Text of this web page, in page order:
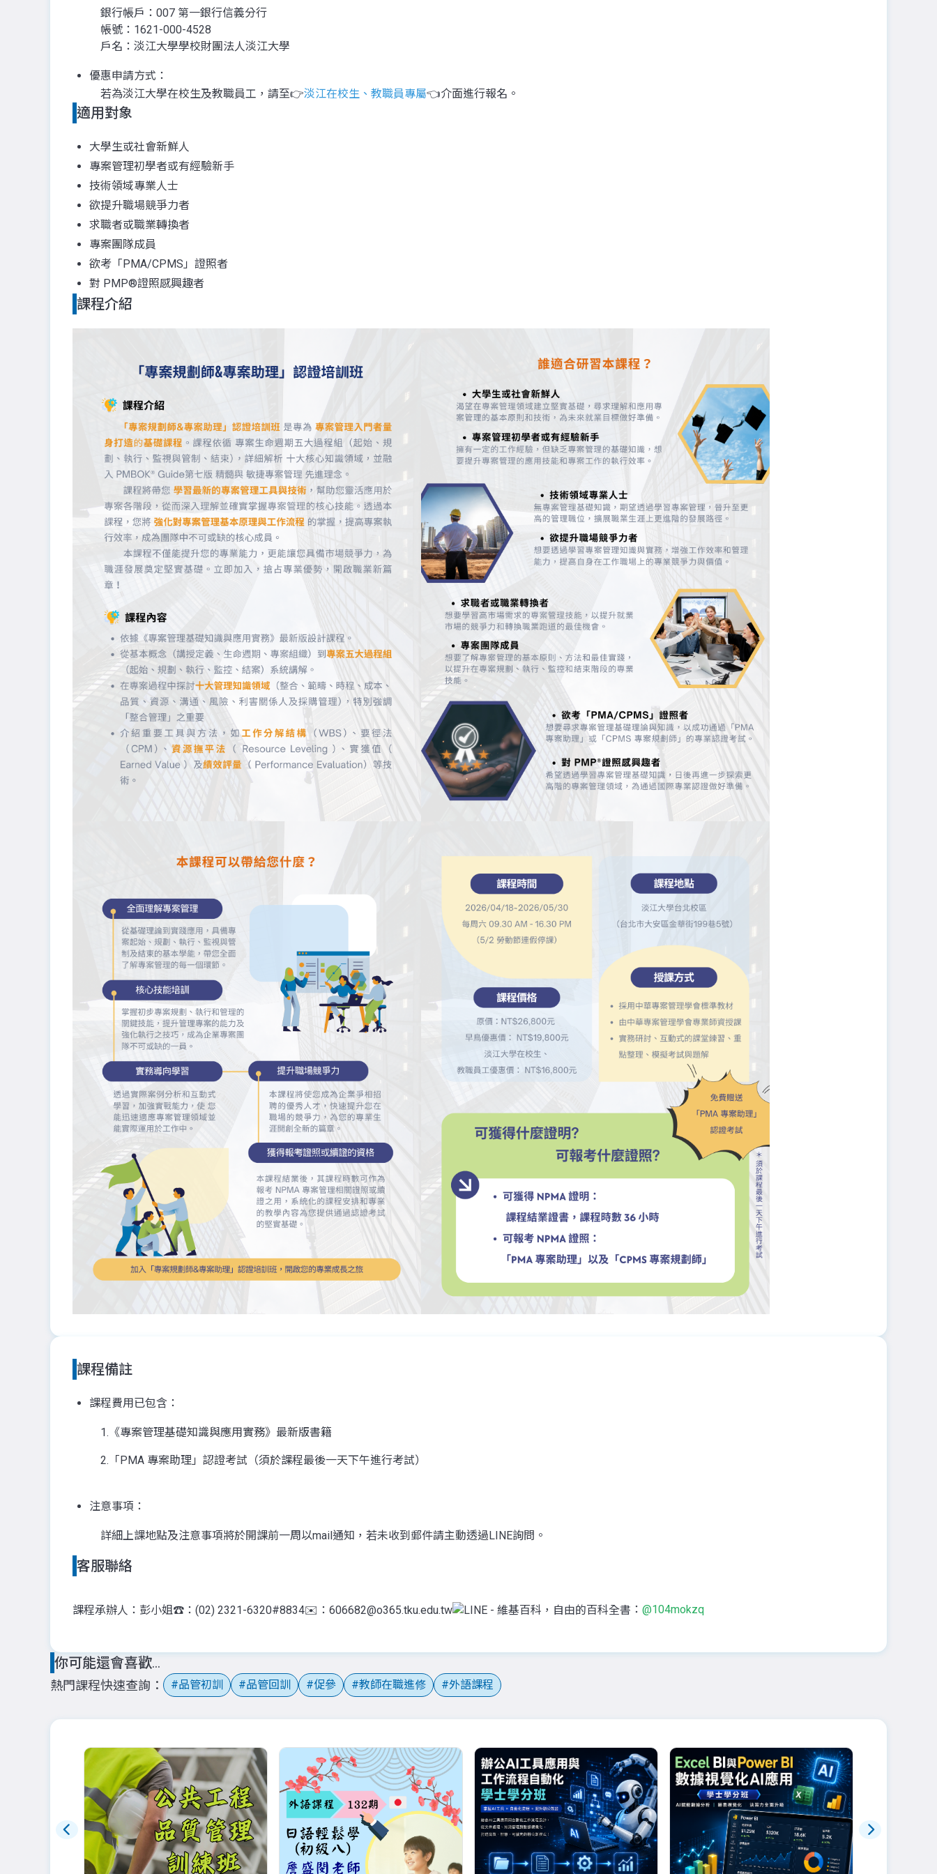
銀行帳戶：007 第一銀行信義分行
帳號：1621-000-4528
戶名：淡江大學學校財團法人淡江大學
優惠申請方式：
若為淡江大學在校生及教職員工，請至👉淡江在校生、教職員專屬👈介面進行報名。
適用對象
大學生或社會新鮮人
專案管理初學者或有經驗新手
技術領域專業人士
欲提升職場競爭力者
求職者或職業轉換者
專案團隊成員
欲考「PMA/CPMS」證照者
對 PMP®證照感興趣者
課程介紹
課程備註
課程費用已包含：
1.《專案管理基礎知識與應用實務》最新版書籍
2.「PMA 專案助理」認證考試（須於課程最後一天下午進行考試）
注意事項：
詳細上課地點及注意事項將於開課前一周以mail通知，若未收到郵件請主動透過LINE詢問。
客服聯絡
課程承辦人：彭小姐 ☎️：(02) 2321-6320#8834✉️：606682@o365.tku.edu.tw ： @104mokzq
你可能還會喜歡...
熱門課程快速查詢 品管初訓 品管回訓 促參 教師在職進修 外語課程